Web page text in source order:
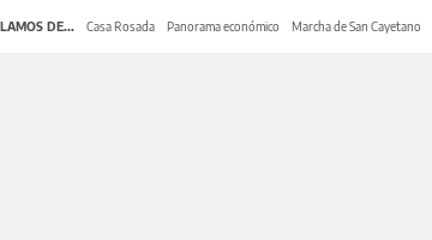
DE... Casa Rosada Panorama económico Marcha de San Cayetano